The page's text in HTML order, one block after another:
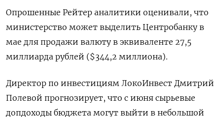
Опрошенные Рейтер аналитики оценивали, что
министерство может выделить Центробанку в
мае для продажи валюту в эквиваленте 27,5
миллиарда рублей ($344,2 миллиона).
Директор по инвестициям ЛокоИнвест Дмитрий
Полевой прогнозирует, что с июня сырьевые
допдоходы бюджета могут выйти в небольшой